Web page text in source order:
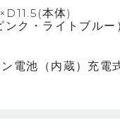
本体)
ク・ライトブルー
電池（内蔵）充電